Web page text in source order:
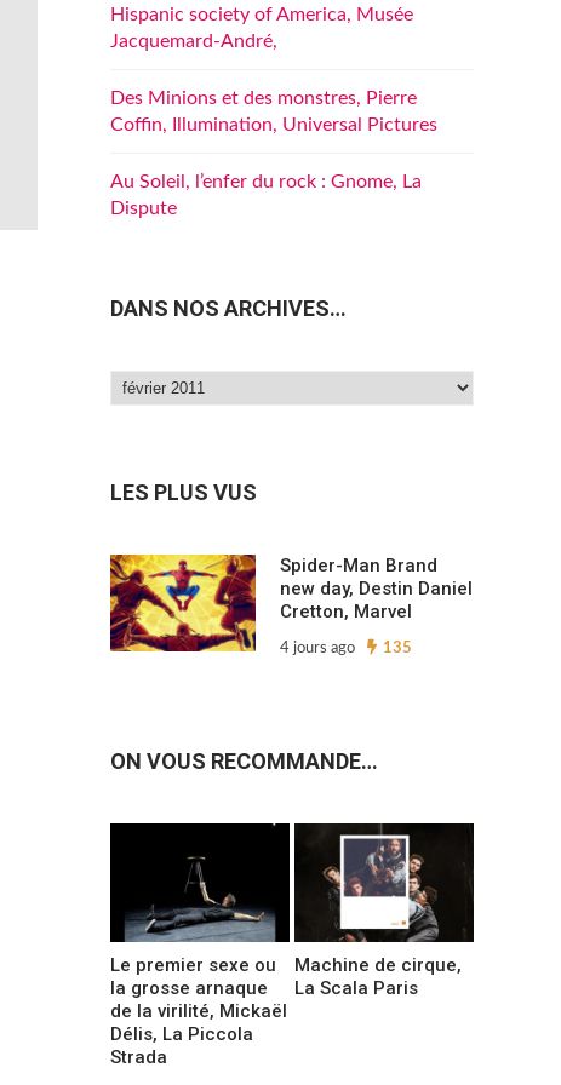
Hispanic society of America, Musée
Jacquemard-André,
Des Minions et des monstres, Pierre
Coffin, Illumination, Universal Pictures
Au Soleil, l’enfer du rock : Gnome, La
Dispute
DANS NOS ARCHIVES…
Dans
LES PLUS VUS
Spider-Man Brand
new day, Destin Daniel
Cretton, Marvel
4 jours ago 135
ON VOUS RECOMMANDE…
Le premier sexe ou
la grosse arnaque
de la virilité, Mickaël
Délis, La Piccola
Strada
Machine de cirque,
La Scala Paris